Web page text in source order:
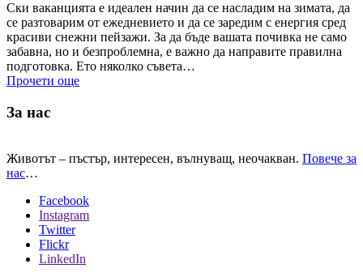
Ски ваканцията е идеален начин да се насладим на зимата, да
се разтоварим от ежедневието и да се заредим с енергия сред
красиви снежни пейзажи. За да бъде вашата почивка не само
забавна, но и безпроблемна, е важно да направите правилна
подготовка. Ето няколко съвета…
Прочети още
За нас
Животът – пъстър, интересен, вълнуващ, неочакван. Повече за
нас…
Facebook
Instagram
Twitter
Flickr
LinkedIn